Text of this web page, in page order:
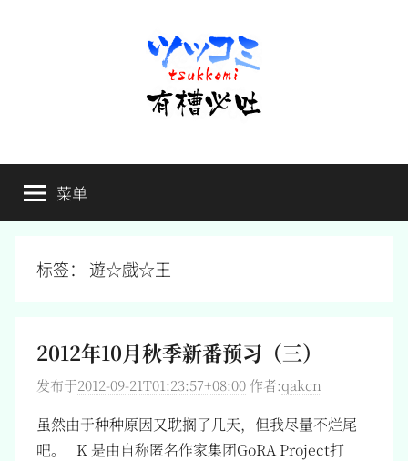
有
槽
必
槽，
毋
菜单
标签： 遊☆戯☆王
2012年10月秋季新番预习（三）
发布于2012-09-21T01:23:57+08:00 作者:qakcn
虽然由于种种原因又耽搁了几天，但我尽量不烂尾
吧。 K 是由自称匿名作家集团GoRA Project打